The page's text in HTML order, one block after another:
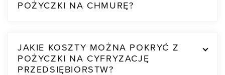
POŻYCZKI NA CHMURĘ?
JAKIE KOSZTY MOŻNA POKRYĆ Z
POŻYCZKI NA CYFRYZACJĘ
PRZEDSIĘBIORSTW?